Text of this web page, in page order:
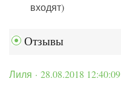
входят)
Отзывы
Лиля · 28.08.2018 12:40:09